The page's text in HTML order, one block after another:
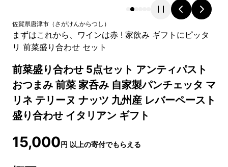
佐賀県唐津市 （ さがけんからつし ）
まずはこれから、ワインは赤 ! 家飲み ギフトにピッタ
リ 前菜盛り合わせ セット
前菜盛り合わせ 5点セット アンティパスト
おつまみ 前菜 家呑み 自家製パンチェッタ マ
リネ テリーヌ ナッツ 九州産 レバーペースト
盛り合わせ イタリアン ギフト
15,000円 以上の寄付でもらえる